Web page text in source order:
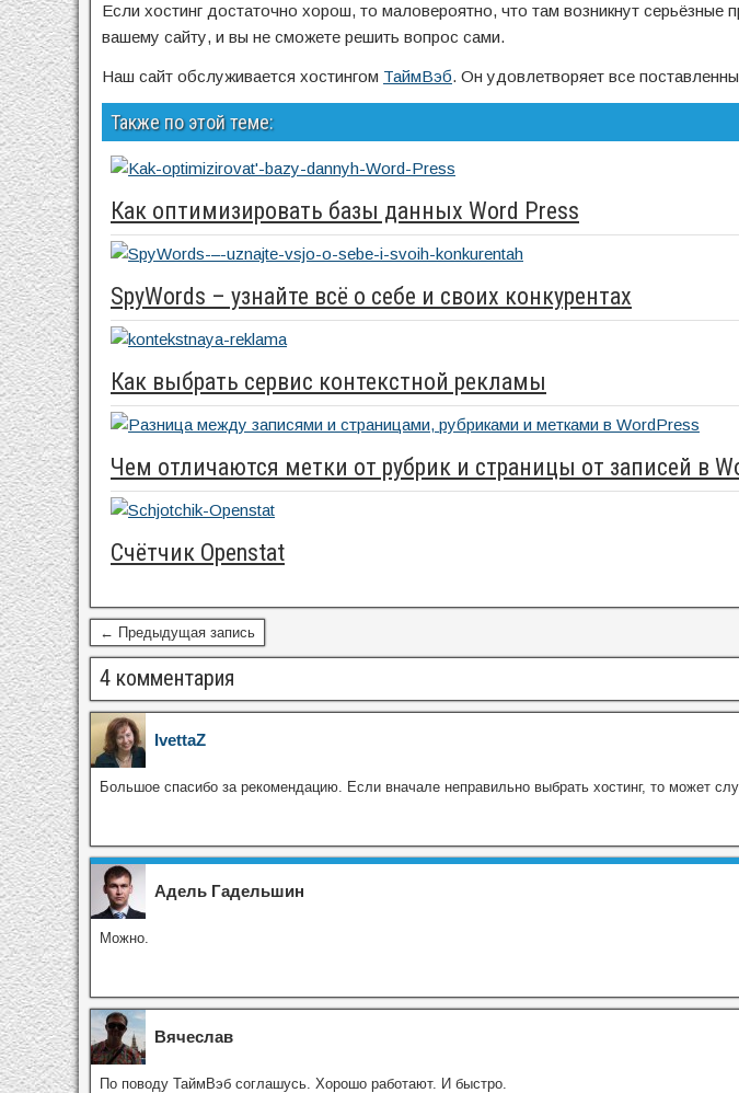
Если хостинг достаточно хорош, то маловероятно, что там возникнут серьёзные
вашему сайту, и вы не сможете решить вопрос сами.
Наш сайт обслуживается хостингом ТаймВэб. Он удовлетворяет все
Также по этой теме:
Как оптимизировать базы данных Word Press
SpyWords – узнайте всё о себе и своих конкурентах
Как выбрать сервис контекстной рекламы
Чем отличаются метки от рубрик и страницы от записей в
Счётчик Openstat
← Предыдущая запись
4 комментария
IvettaZ
Большое спасибо за рекомендацию. Если вначале неправильно выбрать хостинг, то может
Адель Гадельшин
Можно.
Вячеслав
По поводу ТаймВэб соглашусь. Хорошо работают. И быстро.